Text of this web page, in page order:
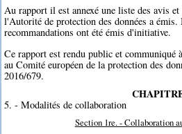
Au rapport il est annexé une liste des avis
l'Autorité de protection des données a
recommandations ont été émis d'initiative.
Ce rapport est rendu public et communiqué
au Comité européen de la protection des
2016/679.
5. - Modalités de collaboration
Section 1re. - Collaboration